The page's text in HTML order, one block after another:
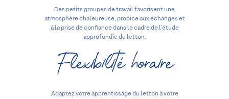
Des petits groupes de travail favorisent une
atmosphère chaleureuse, propice aux échanges et
à la prise de confiance dans le cadre de l’étude
approfondie du letton.
Flexibilité horaire
Adaptez votre apprentissage du letton à votre